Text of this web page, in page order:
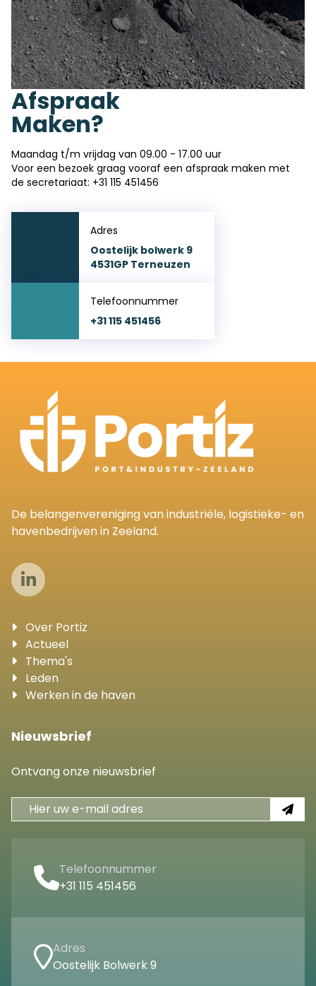
Afspraak
Maken?
Maandag t/m vrijdag van 09.00 - 17.00 uur
Voor een bezoek graag vooraf een afspraak maken met
de secretariaat: +31 115 451456
Adres
Oostelijk bolwerk 9
4531GP Terneuzen
Telefoonnummer
+31 115 451456
De belangenvereniging van industriële, logistieke- en
havenbedrijven in Zeeland.
Over Portiz
Actueel
Thema's
Leden
Werken in de haven
Nieuwsbrief
Ontvang onze nieuwsbrief
Telefoonnummer
+31 115 451456
Adres
Oostelijk Bolwerk 9